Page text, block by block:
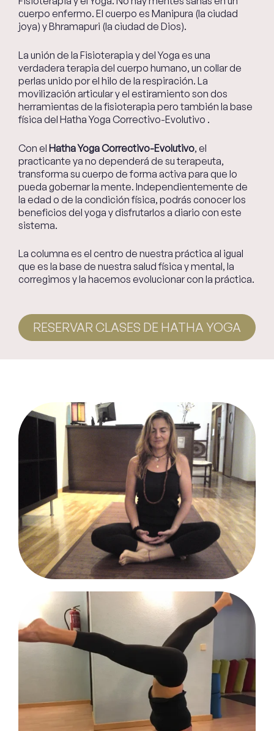
cuerpo enfermo. El cuerpo es Manipura (la ciudad
joya) y Bhramapuri (la ciudad de Dios).
La unión de la Fisioterapia y del Yoga es una
verdadera terapia del cuerpo humano, un collar de
perlas unido por el hilo de la respiración. La
movilización articular y el estiramiento son dos
herramientas de la fisioterapia pero también la base
física del Hatha Yoga Correctivo-Evolutivo .
Con el Hatha Yoga Correctivo-Evolutivo, el
practicante ya no dependerá de su terapeuta,
transforma su cuerpo de forma activa para que lo
pueda gobernar la mente. Independientemente de
la edad o de la condición física, podrás conocer los
beneficios del yoga y disfrutarlos a diario con este
sistema.
La columna es el centro de nuestra práctica al igual
que es la base de nuestra salud física y mental, la
corregimos y la hacemos evolucionar con la práctica.
RESERVAR CLASES DE HATHA YOGA